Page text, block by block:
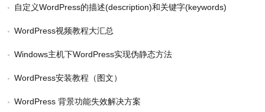
自定义WordPress的描述(description)和关键字(keywords)
WordPress视频教程大汇总
Windows主机下WordPress实现伪静态方法
WordPress安装教程（图文）
WordPress 背景功能失效解决方案